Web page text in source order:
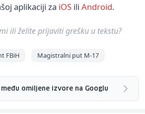
aplikaciji za iOS ili Android.
ili želite prijaviti grešku u tekstu?
FBiH Magistralni put M-17
omiljene izvore na Googlu